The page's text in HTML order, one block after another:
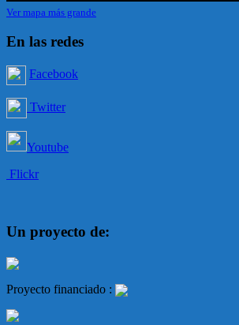
Ver mapa más grande
En las redes
Facebook
Twitter
Youtube
Flickr
Un proyecto de:
Proyecto financiado :